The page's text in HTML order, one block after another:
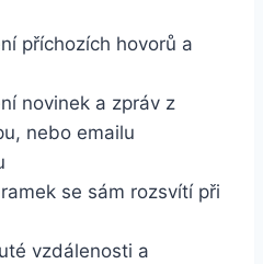
příchozích hovorů a
novinek a zpráv z
nebo emailu
se sám rozsvítí při
vzdálenosti a